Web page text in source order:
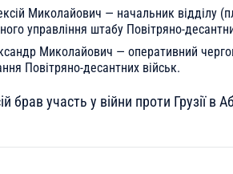
Миколайович — начальник відділу
управління штабу Повітряно-
Миколайович — оперативний
Повітряно-десантних військ.
участь у війни проти Грузії в